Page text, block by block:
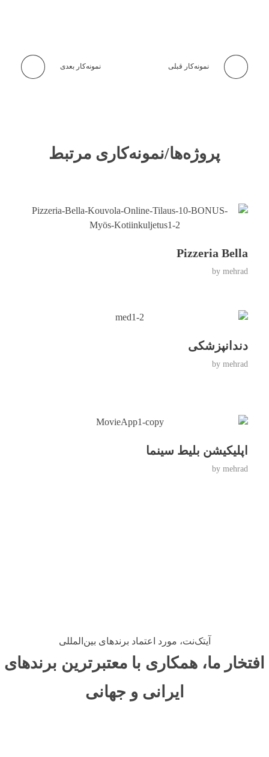
نمونه‌کار قبلی نمونه‌کار بعدی
پروژه‌ها/نمونه‌کاری مرتبط
Pizzeria Bella
by mehrad
دندانپزشکی
by mehrad
اپلیکیشن بلیط سینما
by mehrad
آیتک‌نت، مورد اعتماد برندهای بین‌المللی
افتخار ما، همکاری با معتبرترین برندهای
ایرانی و جهانی